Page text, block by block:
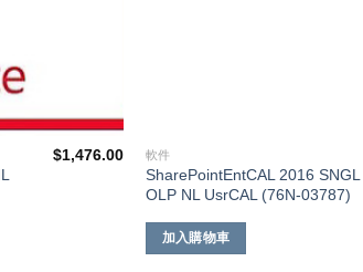
$1,476.00 軟件
SharePointEntCAL 2016 SNGL
OLP NL UsrCAL (76N-03787)
加入購物車